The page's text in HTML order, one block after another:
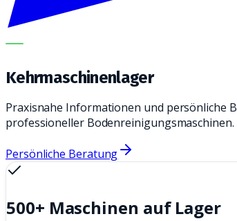
METECH
Kehrmaschinenlager
Praxisnahe Informationen und persönliche
professioneller Bodenreinigungsmaschinen.
Persönliche Beratung
500+ Maschinen auf Lager